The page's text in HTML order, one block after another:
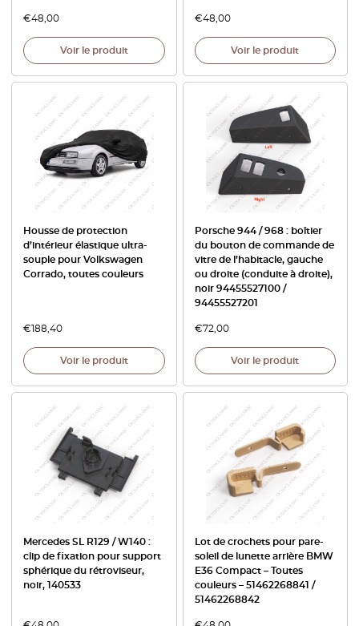
€48,00
Voir le produit
€48,00
Voir le produit
Housse de protection
d’intérieur élastique ultra-
souple pour Volkswagen
Corrado, toutes couleurs
€ 188,40
Voir le produit
Porsche 944 / 968 : boîtier
du bouton de commande de
vitre de l’habitacle, gauche
ou droite (conduite à droite),
noir 94455527100 /
94455527201
€72,00
Voir le produit
Mercedes SL R129 / W140 :
clip de fixation pour support
sphérique du rétroviseur,
noir, 140533
Lot de crochets pour pare-
soleil de lunette arrière BMW
E36 Compact – Toutes
couleurs – 51462268841 /
51462268842